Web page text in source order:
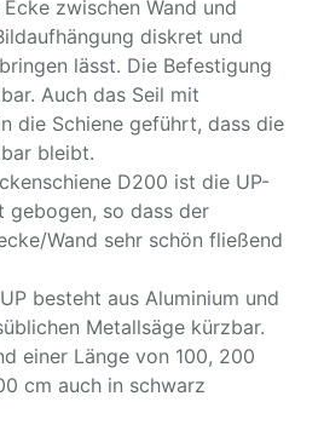
zwischen Wand und
diskret und
lässt. Die Befestigung
Auch das Seil mit
die Schiene geführt, dass die
bleibt.
D200 ist die UP-
gebogen, so dass der
Wand sehr schön fließend
besteht aus Aluminium und
Metallsäge kürzbar.
einer Länge von 100, 200
cm auch in schwarz